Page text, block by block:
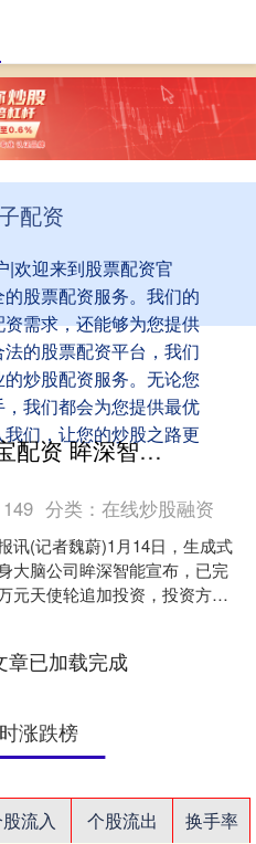
配资
|欢迎来到股票配资官
股票配资服务。我们的
需求，还能够为您提供
的股票配资平台，我们
炒股配资服务。无论您
我们都会为您提供最优
们，让您的炒股之路更
金股宝配资 眸深智能完成超千万元天使轮追加投资
149 分类：在线炒股融资
讯(记者魏蔚)1月14日，生成式
大脑公司眸深智能宣布，已完
元天使轮追加投资，投资方为
章已加载完成
涨跌榜
流入 个股流出
换手率